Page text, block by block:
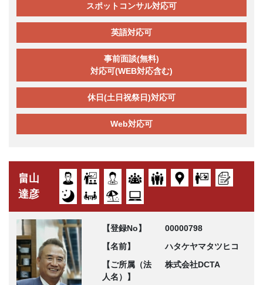
スポットコンサル対応可
英語対応可
事前面談(無料)
対応可(WEB対応含む)
休日(土日祝祭日)対応可
Web対応可
畠山
達彦
【登録No】
00000798
【名前】
ハタケヤマタツヒコ
【ご所属（法
人名）】
株式会社DCTA